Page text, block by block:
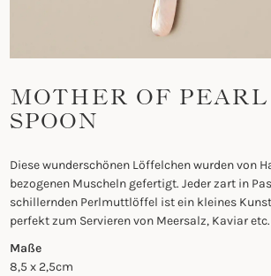
MOTHER OF PEARL
SPOON
Diese wunderschönen Löffelchen wurden von
bezogenen Muscheln gefertigt. Jeder zart in
schillernden Perlmuttlöffel ist ein kleines
perfekt zum Servieren von Meersalz, Kaviar etc.
Maße
8,5 x 2,5cm